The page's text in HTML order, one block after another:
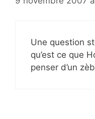
Une question
qu’est ce que
penser d’un